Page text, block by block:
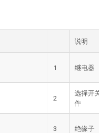
说明
1 继电器
2
选择开
件
3 绝缘子